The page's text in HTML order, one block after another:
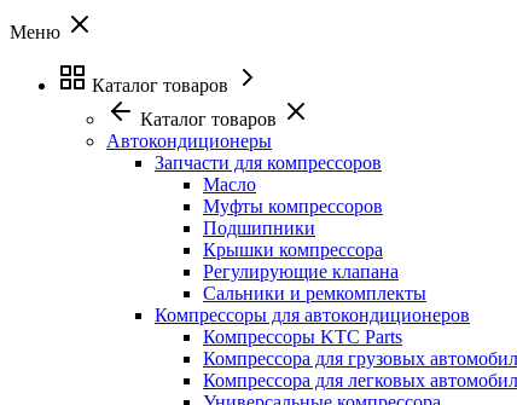
Меню
Каталог товаров
Каталог товаров
Автокондиционеры
Запчасти для компрессоров
Масло
Муфты компрессоров
Подшипники
Крышки компрессора
Регулирующие клапана
Сальники и ремкомплекты
Компрессоры для автокондиционеров
Компрессоры KTC Parts
Компрессора для грузовых
Компрессора для легковых